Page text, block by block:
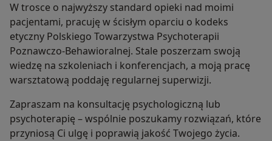
W trosce o najwyższy standard opieki nad moimi
pacjentami, pracuję w ścisłym oparciu o kodeks
etyczny Polskiego Towarzystwa Psychoterapii
Poznawczo-Behawioralnej. Stale poszerzam swoją
wiedzę na szkoleniach i konferencjach, a moją pracę
warsztatową poddaję regularnej superwizji.
Zapraszam na konsultację psychologiczną lub
psychoterapię – wspólnie poszukamy rozwiązań, które
przyniosą Ci ulgę i poprawią jakość Twojego życia.